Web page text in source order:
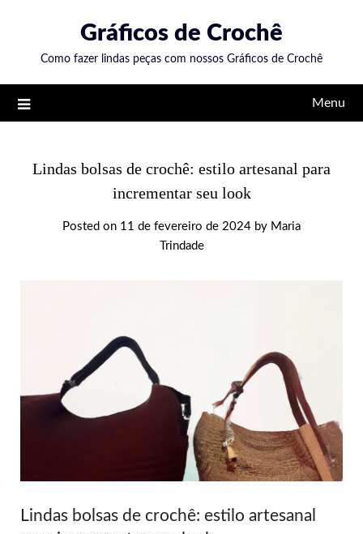
content
Gráficos de Crochê
Como fazer lindas peças com nossos Gráficos de Crochê
Menu
Lindas bolsas de crochê: estilo artesanal para
incrementar seu look
Posted on 11 de fevereiro de 2024 by Maria
Trindade
Lindas bolsas de crochê: estilo artesanal